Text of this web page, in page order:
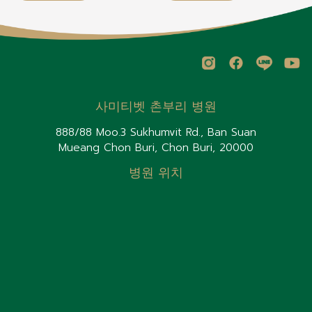
사미티벳 촌부리 병원
888/88 Moo.3 Sukhumvit Rd., Ban Suan
Mueang Chon Buri, Chon Buri, 20000
병원 위치